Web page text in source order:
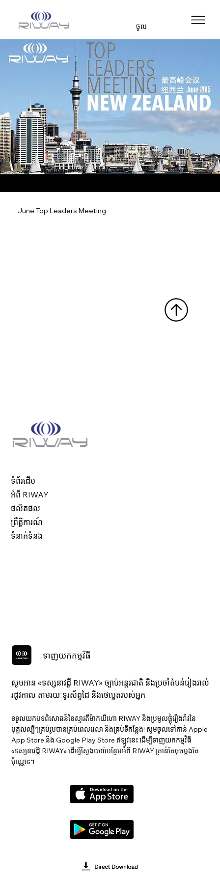
ចូល
June Top Leaders Meeting
ទំព័រដើម
អំពី RIWAY
ផលិតផល
ព្រឹត្តិការណ៍
ទំនាក់ទំនង
ទាញយកកម្មវិធី
សូមអាន «ទស្សនាវ​ដ្ដី RIWAY» ច្បាប់អន្តរជាតិ និងប្រចាំតំបន់រៀងរាល់
រដូវកាល តាមរយៈទូរស័ព្ទដៃ និងថេប្លេតរបស់អ្នក
ទទួលយកបទពិសោធន៍នៃស្មារតីម៉ាកយីហោ RIWAY និងប្រមូលផ្តុំរឿងរ៉ាវនៃ
បុគ្គលល្បីៗគ្រប់រូបបានគ្រប់ពេលវេលា និងគ្រប់ទីកន្លែង! សូមចូលទៅកាន់ Apple
App Store និង Google Play Store ឥឡូវនេះ ដើម្បីទាញយកកម្មវិធី
«ទស្សនាវ​ដ្ដី RIWAY» ដើម្បីស្វែងយល់បន្ថែមអំពី RIWAY គ្រាន់តែចុចម្តងតែ
ប៉ុណ្ណោះ។